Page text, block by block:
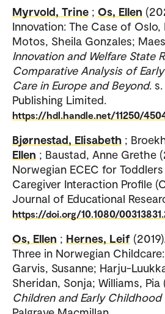
Myrvold, Trine ; Os, Ellen
Innovation: The Case of Oslo,
Motos, Sheila Gonzales;
Innovation and Welfare State
Comparative Analysis of
Care in Europe and Beyond.
Publishing Limited.
https://hdl.handle.net/11250/
Bjørnestad, Elisabeth ;
Ellen ; Baustad, Anne Grethe
Norwegian ECEC for
Caregiver Interaction Profile
Journal of Educational
https://doi.org/10.1080/
Os, Ellen ; Hernes, Leif
Three in Norwegian
Garvis, Susanne; Harju-
Sheridan, Sonja; Williams, Pia
Children and Early Childhood